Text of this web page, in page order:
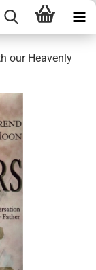
our Heavenly